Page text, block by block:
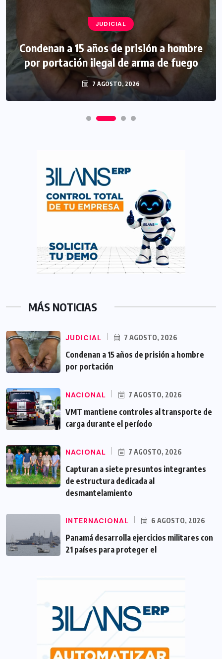
JUDICIAL
Condenan a 15 años de prisión a hombre
por portación ilegal de arma de fuego
7 AGOSTO, 2026
MÁS NOTICIAS
JUDICIAL 7 AGOSTO, 2026
Condenan a 15 años de prisión a hombre
por portación
NACIONAL 7 AGOSTO, 2026
VMT mantiene controles al transporte de
carga durante el período
NACIONAL 7 AGOSTO, 2026
Capturan a siete presuntos integrantes
de estructura dedicada al
desmantelamiento
INTERNACIONAL 6 AGOSTO, 2026
Panamá desarrolla ejercicios militares con
21 países para proteger el